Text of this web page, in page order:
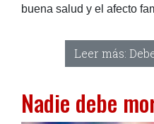
buena salud y el afecto
Leer más:
Nadie debe